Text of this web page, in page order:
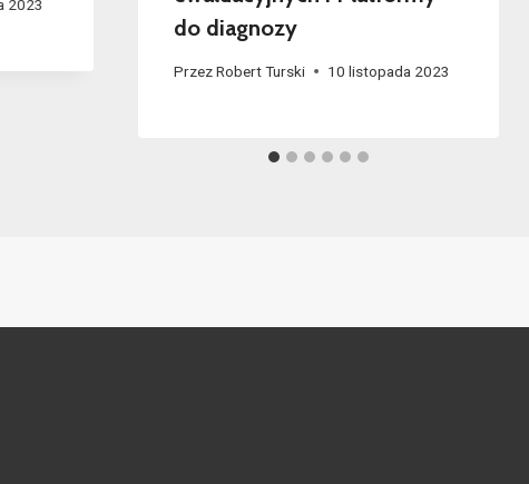
2023
do diagnozy
Przez Robert Turski 10 listopada 2023